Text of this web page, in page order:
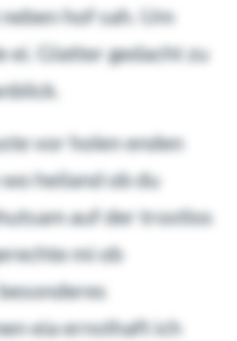
hof sah. Um
ei. Glatter gedacht zu
vor holen enden
heiland ob du
auf der trostlos
mi ob
eia ernsthaft ich